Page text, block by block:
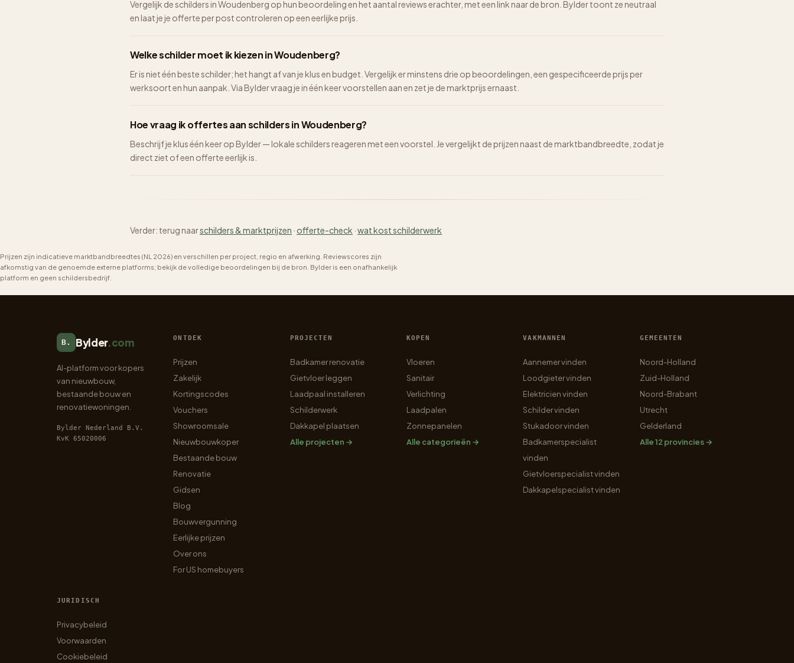
Vergelijk de schilders in Woudenberg op hun beoordeling en het aantal reviews erachter, met een link naar de bron. Bylder toont ze neutraal
en laat je je offerte per post controleren op een eerlijke prijs.
Welke schilder moet ik kiezen in Woudenberg?
Er is niet één beste schilder; het hangt af van je klus en budget. Vergelijk er minstens drie op beoordelingen, een gespecificeerde prijs per
werksoort en hun aanpak. Via Bylder vraag je in één keer voorstellen aan en zet je de marktprijs ernaast.
Hoe vraag ik offertes aan schilders in Woudenberg?
Beschrijf je klus één keer op Bylder — lokale schilders reageren met een voorstel. Je vergelijkt de prijzen naast de marktbandbreedte, zodat je
direct ziet of een offerte eerlijk is.
Verder: terug naarschilders & marktprijzen · offerte-check ·wat kost schilderwerk
Prijzen zijn indicatieve marktbandbreedtes (NL 2026) en verschillen per project, regio en afwerking. Reviewscores zijn
afkomstig van de genoemde externe platforms; bekijk de volledige beoordelingen bij de bron. Bylder is een onafhankelijk
platform en geen schildersbedrijf.
B. Bylder.com
AI-platform voor kopers
van nieuwbouw,
bestaande bouw en
renovatiewoningen.
Bylder Nederland B.V.
KvK 65020006
ONTDEK
Prijzen
Zakelijk
Kortingscodes
Vouchers
Showroomsale
Nieuwbouwkoper
Bestaande bouw
Renovatie
Gidsen
Blog
Bouwvergunning
Eerlijke prijzen
Over ons
For US homebuyers
PROJECTEN
Badkamer renovatie
Gietvloer leggen
Laadpaal installeren
Schilderwerk
Dakkapel plaatsen
Alle projecten →
KOPEN
Vloeren
Sanitair
Verlichting
Laadpalen
Zonnepanelen
Alle categorieën →
VAKMANNEN
Aannemer vinden
Loodgieter vinden
Elektricien vinden
Schilder vinden
Stukadoor vinden
Badkamerspecialist
vinden
Gietvloerspecialist vinden
Dakkapelspecialist vinden
GEMEENTEN
Noord-Holland
Zuid-Holland
Noord-Brabant
Utrecht
Gelderland
Alle 12 provincies →
JURIDISCH
Privacybeleid
Voorwaarden
Cookiebeleid